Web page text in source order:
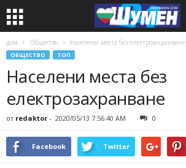
дом Общество Населени места без електрозахранване
ОБЩЕСТВО ТОП
Населени места без
електрозахранване
от redaktor - 2020/05/13 7:56:40 AM 0
Facebook Twitter